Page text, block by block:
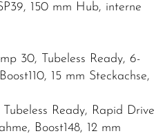
150 mm Hub, interne
30, Tubeless Ready, 6-
15 mm Steckachse,
Ready, Rapid Drive
Boost148, 12 mm